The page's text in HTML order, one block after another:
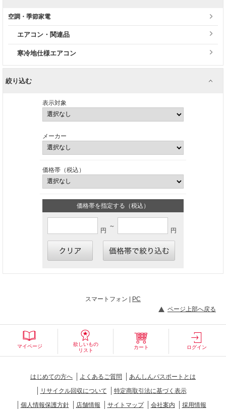
空調・季節家電
エアコン・関連品
寒冷地仕様エアコン
絞り込む
表示対象
メーカー
価格帯（税込）
価格帯を指定する（税込）
円
～
円
スマートフォン | PC
ページ上部へ戻る
マイページ
欲しいもの
リスト
カート ログイン
はじめての方へ よくあるご質問
あんしんパスポートとは
リサイクル回収について
特定商取引法に基づく表示
個人情報保護方針
店舗情報 サイトマップ 会社案内 採用情報